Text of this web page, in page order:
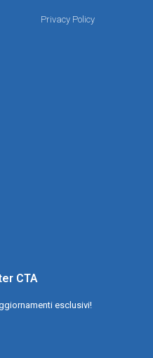
Privacy Policy
CTA
esclusivi!